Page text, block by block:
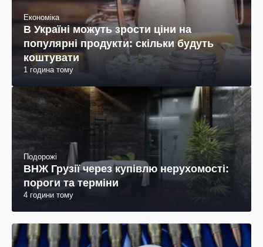
Економіка
В Україні можуть зрости ціни на
популярні продукти: скільки будуть
коштувати
1 година тому
Подорожі
ВНЖ Грузії через купівлю нерухомості:
пороги та терміни
4 години тому